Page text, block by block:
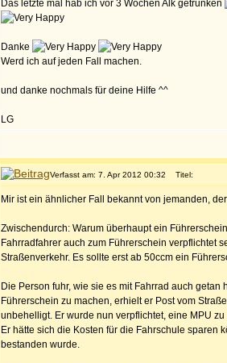
Das letzte mal hab ich vor 3 Wochen Alk getrunken
Danke
Werd ich auf jeden Fall machen.
und danke nochmals für deine Hilfe ^^
LG
Verfasst am: 7. Apr 2012 00:32 Titel:
Mir ist ein ähnlicher Fall bekannt von jemanden,
Zwischendurch: Warum überhaupt ein
Fahrradfahrer auch zum Führerschein verpflichtet
Straßenverkehr. Es sollte erst ab 50ccm ein
Die Person fuhr, wie sie es mit Fahrrad auch
Führerschein zu machen, erhielt er Post vom
unbehelligt. Er wurde nun verpflichtet, eine MPU
Er hätte sich die Kosten für die Fahrschule sparen
bestanden wurde.